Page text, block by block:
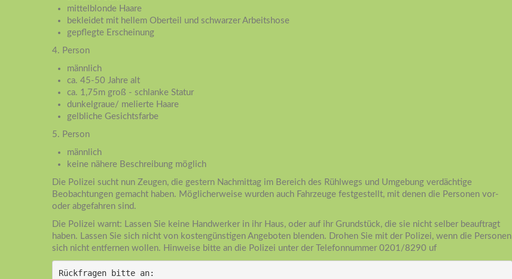
mittelblonde Haare
bekleidet mit hellem Oberteil und schwarzer Arbeitshose
gepflegte Erscheinung
4. Person
männlich
ca. 45-50 Jahre alt
ca. 1,75m groß - schlanke Statur
dunkelgraue/ melierte Haare
gelbliche Gesichtsfarbe
5. Person
männlich
keine nähere Beschreibung möglich
Die Polizei sucht nun Zeugen, die gestern Nachmittag im Bereich des Rühlwegs und Umgebung verdächtige
Beobachtungen gemacht haben. Möglicherweise wurden auch Fahrzeuge festgestellt, mit denen die Personen vor-
oder abgefahren sind.
Die Polizei warnt: Lassen Sie keine Handwerker in ihr Haus, oder auf ihr Grundstück, die sie nicht selber beauftragt
haben. Lassen Sie sich nicht von kostengünstigen Angeboten blenden. Drohen Sie mit der Polizei, wenn die Personen
sich nicht entfernen wollen. Hinweise bitte an die Polizei unter der Telefonnummer 0201/8290 uf
Rückfragen bitte an: